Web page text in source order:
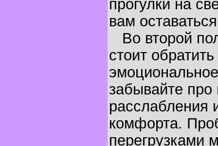
прогулки на
вам
Во второй
стоит
забывайте про
расслабления
комфорта.
перегрузками